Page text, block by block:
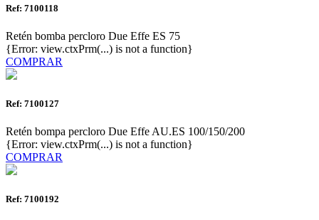
Ref: 7100118
Retén bomba percloro Due Effe ES 75
{Error: view.ctxPrm(...) is not a function}
COMPRAR
Ref: 7100127
Retén bompa percloro Due Effe AU.ES 100/150/200
{Error: view.ctxPrm(...) is not a function}
COMPRAR
Ref: 7100192